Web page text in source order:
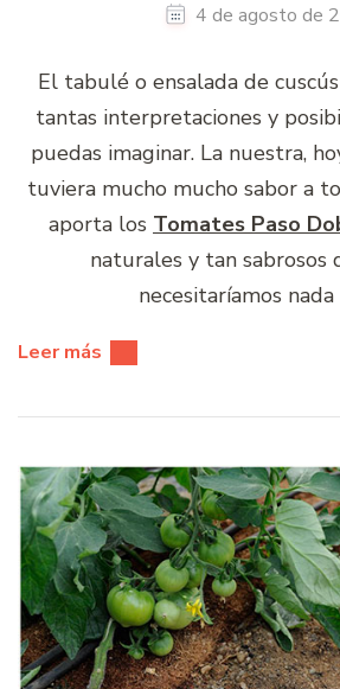
4 de agosto de
El tabulé o ensalada de
tantas interpretaciones y
puedas imaginar. La nuestra,
tuviera mucho mucho sabor a
aporta los Tomates Paso
naturales y tan sabrosos
necesitaríamos
Leer más